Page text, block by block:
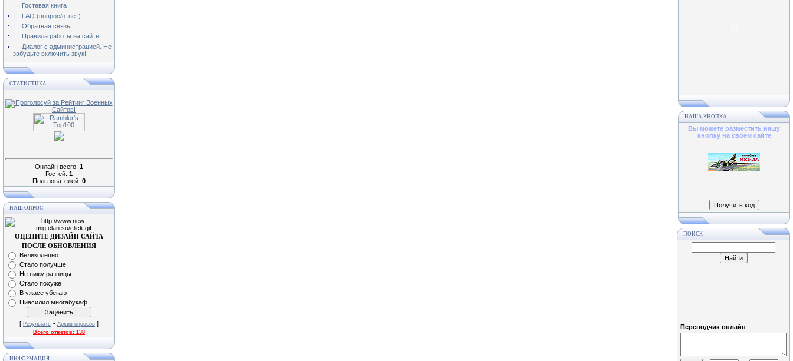
Гостевая книга
FAQ (вопрос/ответ)
Обратная связь
Правила работы на сайте
Диалог с администрацией. Не
забудьте включить звук!
СТАТИСТИКА
Онлайн всего: 1
Гостей: 1
Пользователей: 0
НАШ ОПРОС
ОЦЕНИТЕ ДИЗАЙН САЙТА
ПОСЛЕ ОБНОВЛЕНИЯ
Великолепно
Стало получше
Не вижу разницы
Стало похуже
В ужасе убегаю
Ниасилил многабукаф
[ Результаты • Архив опросов ]
Всего ответов: 138
ИНФОРМАЦИЯ
НАША КНОПКА
Вы можете разместить нашу
кнопку на своем сайте
ПОИСК
Переводчик онлайн